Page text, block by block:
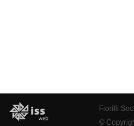
Fiorilli
©